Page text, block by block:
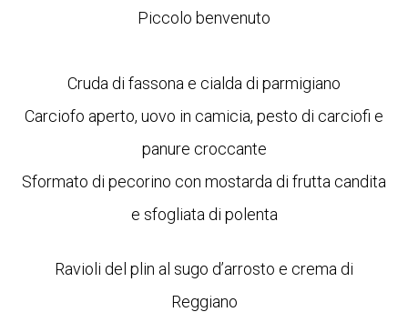
Piccolo benvenuto
Cruda di fassona e cialda di parmigiano
Carciofo aperto, uovo in camicia, pesto di carciofi e
panure croccante
Sformato di pecorino con mostarda di frutta candita
e sfogliata di polenta
Ravioli del plin al sugo d’arrosto e crema di
Reggiano